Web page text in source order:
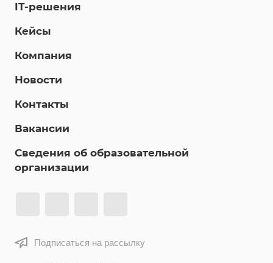
IT-решения
Кейсы
Компания
Новости
Контакты
Вакансии
Сведения об образовательной
организации
Подписаться на рассылку